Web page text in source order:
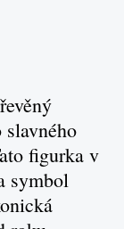
figurka v
symbol